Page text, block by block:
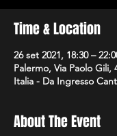
Time & Location
26 set 2021, 18:30 –
Palermo, Via Paolo Gili,
Italia - Da Ingresso
About The Event